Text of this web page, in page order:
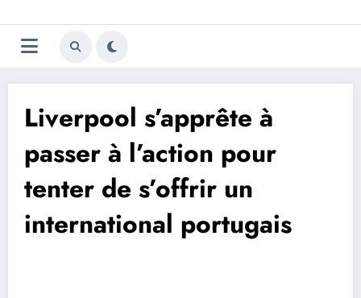
au
contenu
Trivela
L'actualité du football
Liverpool s’apprête à
passer à l’action pour
tenter de s’offrir un
international portugais